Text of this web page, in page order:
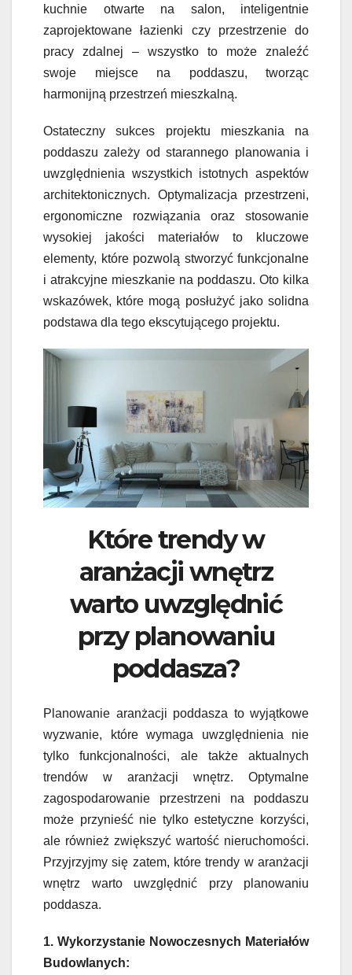
kuchnie otwarte na salon, inteligentnie
zaprojektowane łazienki czy przestrzenie do
pracy zdalnej – wszystko to może znaleźć
swoje miejsce na poddaszu, tworząc
harmonijną przestrzeń mieszkalną.
Ostateczny sukces projektu mieszkania na
poddaszu zależy od starannego planowania i
uwzględnienia wszystkich istotnych aspektów
architektonicznych. Optymalizacja przestrzeni,
ergonomiczne rozwiązania oraz stosowanie
wysokiej jakości materiałów to kluczowe
elementy, które pozwolą stworzyć funkcjonalne
i atrakcyjne mieszkanie na poddaszu. Oto kilka
wskazówek, które mogą posłużyć jako solidna
podstawa dla tego ekscytującego projektu.
Które trendy w
aranżacji wnętrz
warto uwzględnić
przy planowaniu
poddasza?
Planowanie aranżacji poddasza to wyjątkowe
wyzwanie, które wymaga uwzględnienia nie
tylko funkcjonalności, ale także aktualnych
trendów w aranżacji wnętrz. Optymalne
zagospodarowanie przestrzeni na poddaszu
może przynieść nie tylko estetyczne korzyści,
ale również zwiększyć wartość nieruchomości.
Przyjrzyjmy się zatem, które trendy w aranżacji
wnętrz warto uwzględnić przy planowaniu
poddasza.
1. Wykorzystanie Nowoczesnych Materiałów
Budowlanych: